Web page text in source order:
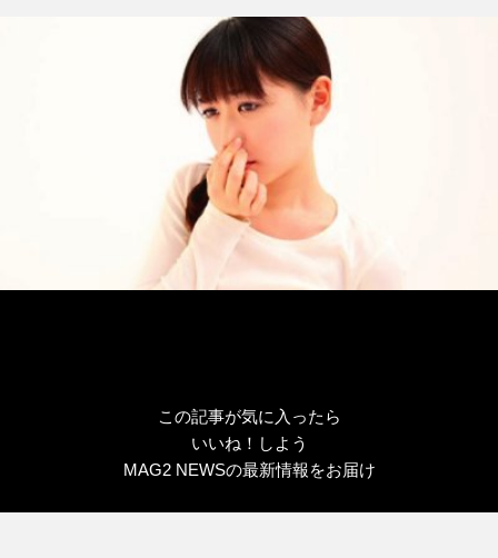
この記事が気に入ったら
いいね！しよう
MAG2 NEWSの最新情報をお届け